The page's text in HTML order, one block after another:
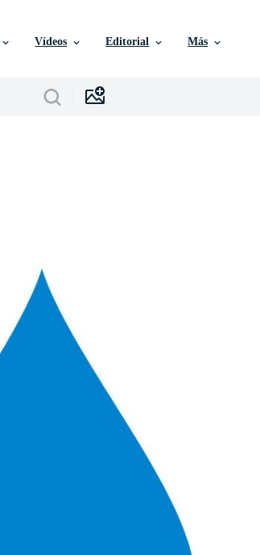
Vídeos Editorial Más